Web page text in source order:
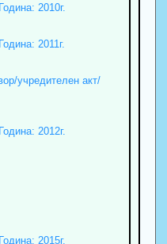
2010г.
2011г.
учредителен акт/
2012г.
2015г.